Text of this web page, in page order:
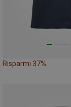
Risparmi 37%